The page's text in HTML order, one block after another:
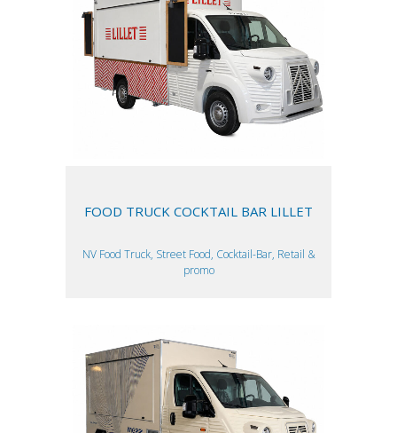
FOOD TRUCK COCKTAIL BAR LILLET
NV Food Truck, Street Food, Cocktail-Bar, Retail &
promo